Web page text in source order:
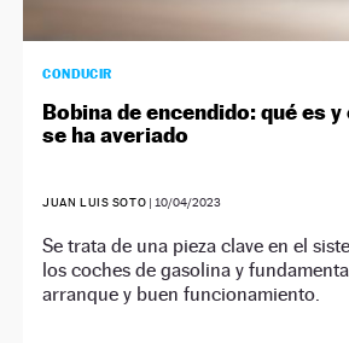
CONDUCIR
Bobina de encendido: qué es
se ha averiado
JUAN LUIS SOTO | 10/04/2023
Se trata de una pieza clave en el
los coches de gasolina y
arranque y buen funcionamiento.